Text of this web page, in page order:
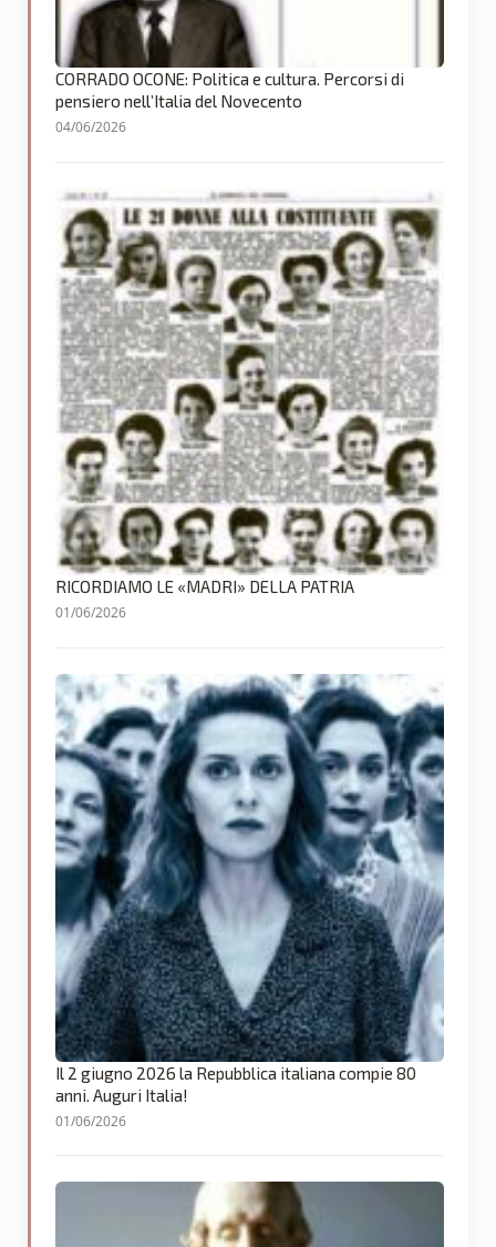
CORRADO OCONE: Politica e cultura. Percorsi di
pensiero nell’Italia del Novecento
04/06/2026
RICORDIAMO LE «MADRI» DELLA PATRIA
01/06/2026
Il 2 giugno 2026 la Repubblica italiana compie 80
anni. Auguri Italia!
01/06/2026